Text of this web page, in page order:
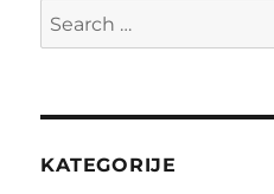
Search
for:
KATEGORIJE